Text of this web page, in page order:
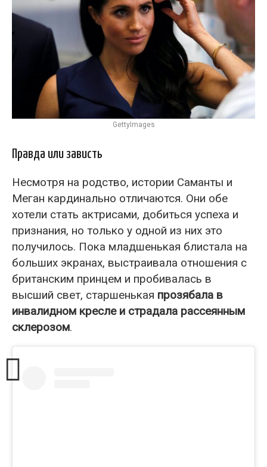
GettyImages
Правда или зависть
Несмотря на родство, истории Саманты и
Меган кардинально отличаются. Они обе
хотели стать актрисами, добиться успеха и
признания, но только у одной из них это
получилось. Пока младшенькая блистала на
больших экранах, выстраивала отношения с
британским принцем и пробивалась в
высший свет, старшенькая прозябала в
инвалидном кресле и страдала рассеянным
склерозом.